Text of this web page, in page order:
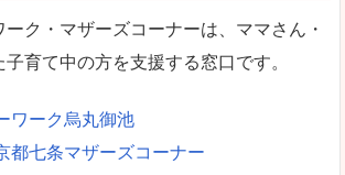
ク・マザーズコーナーは、ママさん・
育て中の方を支援する窓口です。
ワーク烏丸御池
都七条マザーズコーナー